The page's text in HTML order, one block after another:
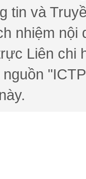
tin và
nhiệm nội
Liên chi